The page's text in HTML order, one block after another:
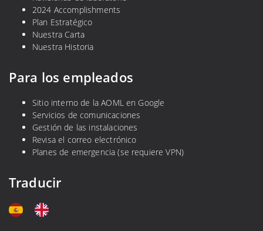
2024 Accomplishments
Plan Estratégico
Nuestra Carta
Nuestra Historia
Para los empleados
Sitio interno de la AOML en Google
Servicios de comunicaciones
Gestión de las instalaciones
Revisa el correo electrónico
Planes de emergencia (se requiere VPN)
Traducir